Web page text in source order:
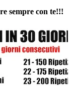
sempre con te!!!